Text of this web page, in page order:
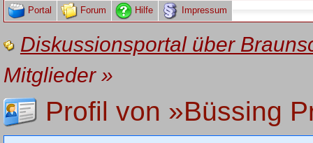
Portal Forum Hilfe Impressum
Diskussionsportal über
Mitglieder»
Profil von »Büssing